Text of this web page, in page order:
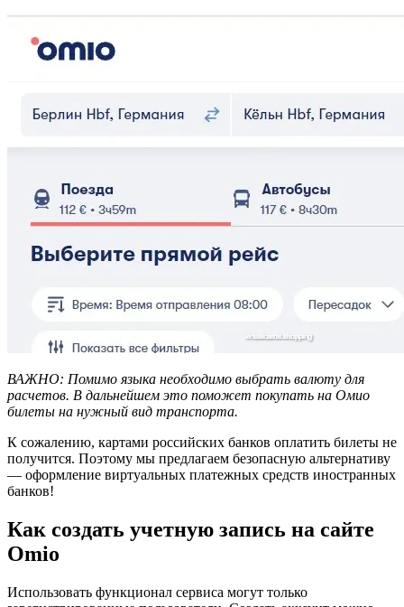
ВАЖНО: Помимо языка необходимо выбрать валюту для
расчетов. В дальнейшем это поможет покупать на Омио
билеты на нужный вид транспорта.
К сожалению, картами российских банков оплатить билеты не
получится. Поэтому мы предлагаем безопасную альтернативу
— оформление виртуальных платежных средств иностранных
банков!
Как создать учетную запись на сайте
Omio
Использовать функционал сервиса могут только